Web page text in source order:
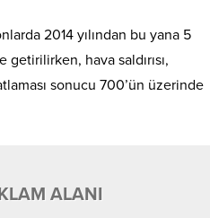
2014 yılından bu yana 5
hava saldırısı,
sonucu 700’ün üzerinde
ALANI